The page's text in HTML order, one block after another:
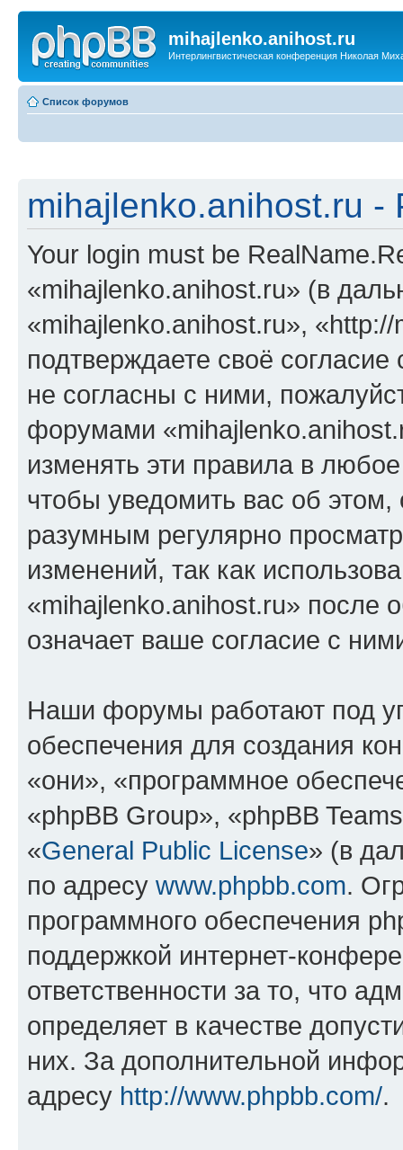
mihajlenko.anihost.ru
Интерлингвистическая конференция Николая
Список форумов
mihajlenko.anihost.ru -
Your login must be
«mihajlenko.anihost.ru» (в
«mihajlenko.anihost.ru»,
подтверждаете своё
не согласны с ними,
форумами
изменять эти правила в
чтобы уведомить вас об
разумным регулярно
изменений, так как
«mihajlenko.anihost.ru» после
означает ваше согласие с
Наши форумы работают под
обеспечения для создания
«они», «программное
«phpBB Group», «phpBB
«General Public License» (в
по адресу www.phpbb.com.
программного обеспечения
поддержкой интернет-
ответственности за то, что
определяет в качестве
них. За дополнительной
адресу http://www.phpbb.com/.